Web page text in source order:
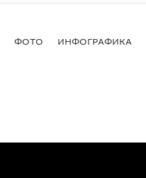
ФОТО ИНФОГРАФИКА